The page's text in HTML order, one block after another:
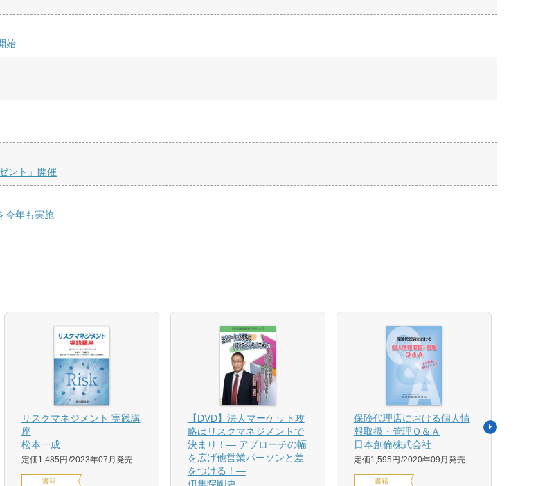
始
ント」開催
今年も実施
リスクマネジメント 実践講
座
松本一成
定価1,485円 2023年07月発売
書籍
【DVD】法人マーケット攻
略はリスクマネジメントで
決まり！― アプローチの幅
を広げ他営業パーソンと差
をつける！―
伊集院剛史
保険代理店における個人情
報取扱・管理Ｑ＆Ａ
日本創倫株式会社
定価1,595円 2020年09月発売
書籍